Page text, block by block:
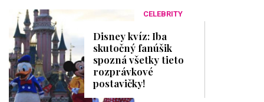
CELEBRITY
Disney kvíz: Iba
skutočný fanúšik
spozná všetky tieto
rozprávkové
postavičky!